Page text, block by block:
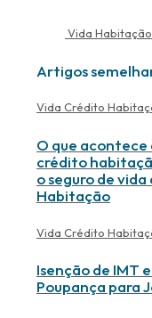
Vida Habitação
Artigos
Vida Crédito
O que
crédito
o seguro de
Habitação
Vida Crédito
Isenção de IMT
Poupança para